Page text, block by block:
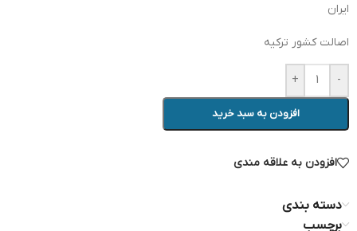
ایران
اصالت کشور ترکیه
-
+
افزودن به سبد خرید
افزودن به علاقه مندی
دسته بندی
برچسب